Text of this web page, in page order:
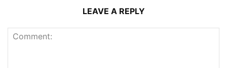
LEAVE A REPLY